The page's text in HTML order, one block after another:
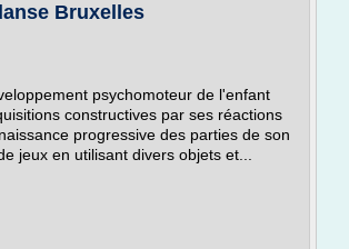
Bruxelles
psychomoteur de l'enfant
constructives par ses réactions
progressive des parties de son
jeux en utilisant divers objets et...